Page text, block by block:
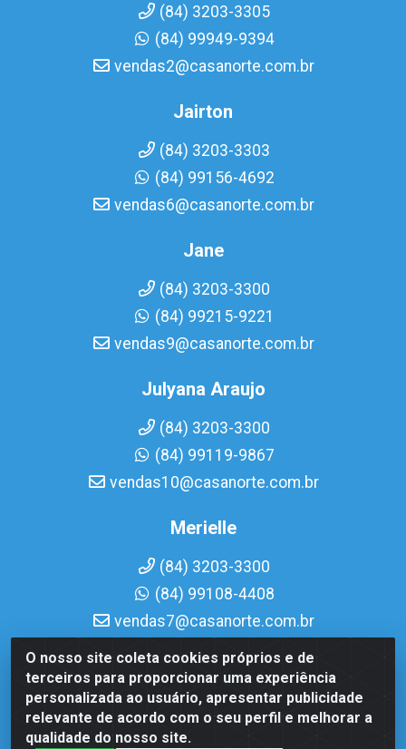
O nosso site coleta cookies próprios e de
terceiros para proporcionar uma experiência
personalizada ao usuário, apresentar publicidade
relevante de acordo com o seu perfil e melhorar a
qualidade do nosso site.
(84) 3203-3305
(84) 99949-9394
vendas2@casanorte.com.br
Jairton
(84) 3203-3303
(84) 99156-4692
vendas6@casanorte.com.br
Jane
(84) 3203-3300
(84) 99215-9221
vendas9@casanorte.com.br
Julyana Araujo
(84) 3203-3300
(84) 99119-9867
vendas10@casanorte.com.br
Merielle
(84) 3203-3300
(84) 99108-4408
vendas7@casanorte.com.br
Casa Norte LTDA - Av. Interventor Mário Câmara, 1815 -
Dix-Sept Rosado, Natal/RN - CEP 59054-600 - CNPJ
08.713.513/0001-51